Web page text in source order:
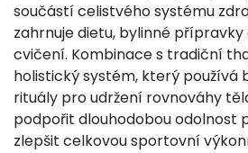
součástí celistvého systému
zahrnuje dietu, bylinné
cvičení. Kombinace s tradiční
holistický systém, který používá
rituály pro udržení rovnováhy
podpořit dlouhodobou odolnost
zlepšit celkovou sportovní